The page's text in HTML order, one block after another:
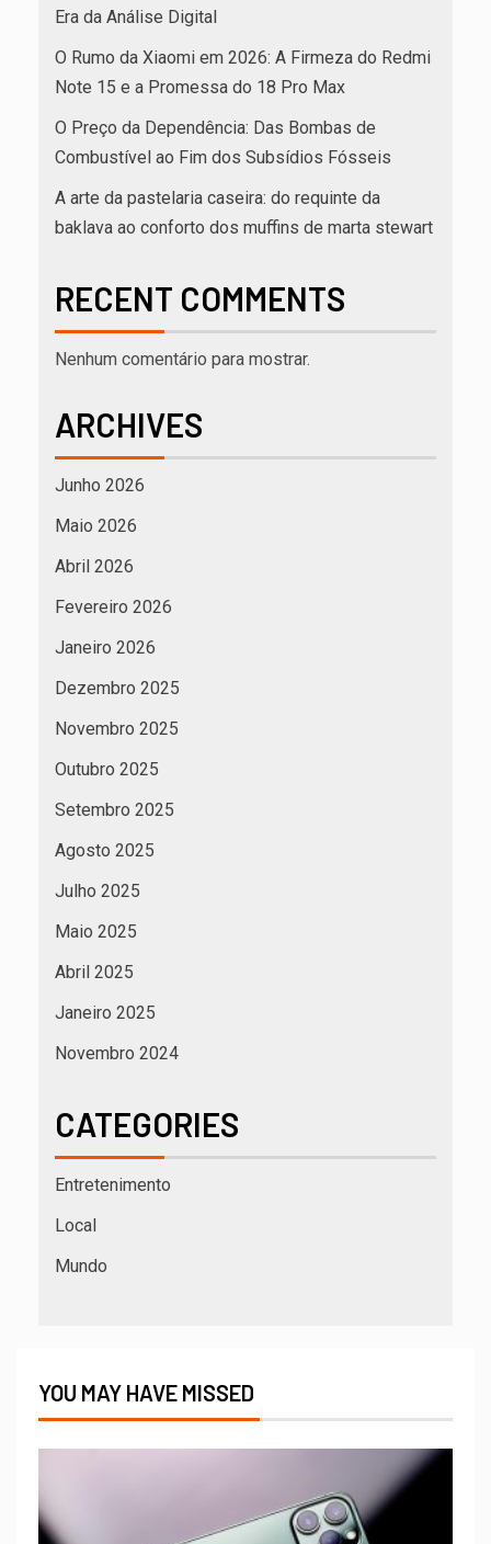
Era da Análise Digital
O Rumo da Xiaomi em 2026: A Firmeza do Redmi
Note 15 e a Promessa do 18 Pro Max
O Preço da Dependência: Das Bombas de
Combustível ao Fim dos Subsídios Fósseis
A arte da pastelaria caseira: do requinte da
baklava ao conforto dos muffins de marta stewart
RECENT COMMENTS
Nenhum comentário para mostrar.
ARCHIVES
Junho 2026
Maio 2026
Abril 2026
Fevereiro 2026
Janeiro 2026
Dezembro 2025
Novembro 2025
Outubro 2025
Setembro 2025
Agosto 2025
Julho 2025
Maio 2025
Abril 2025
Janeiro 2025
Novembro 2024
CATEGORIES
Entretenimento
Local
Mundo
YOU MAY HAVE MISSED